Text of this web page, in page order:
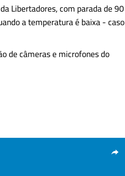
Libertadores, com parada de 90
a temperatura é baixa - caso
de câmeras e microfones do